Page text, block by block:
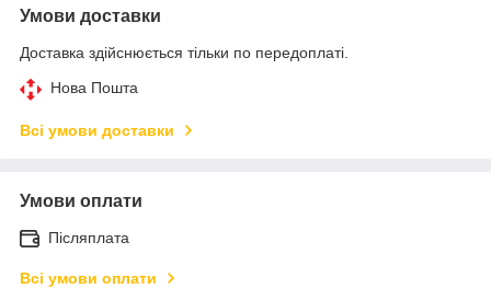
Умови доставки
Доставка здійснюється тільки по передоплаті.
Нова Пошта
Всі умови доставки
Умови оплати
Післяплата
Всі умови оплати